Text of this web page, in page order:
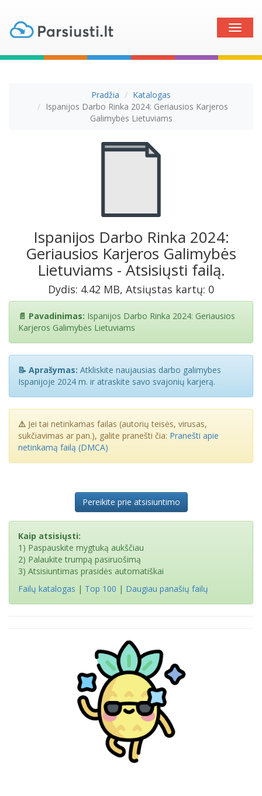
Toggle
Pradžia
Katalogas
Ispanijos Darbo Rinka 2024: Geriausios Karjeros
Galimybės Lietuviams
Ispanijos Darbo Rinka 2024:
Geriausios Karjeros Galimybės
Lietuviams - Atsisiųsti failą.
Dydis: 4.42 MB, Atsiųstas kartų: 0
📄 Pavadinimas: Ispanijos Darbo Rinka 2024: Geriausios
Karjeros Galimybės Lietuviams
📝 Aprašymas: Atkliskite naujausias darbo galimybes
Ispanijoje 2024 m. ir atraskite savo svajonių karjerą.
⚠️ Jei tai netinkamas failas (autorių teisės, virusas,
sukčiavimas ar pan.), galite pranešti čia: Pranešti apie
netinkamą failą (DMCA)
Pereikite prie atsisiuntimo
Kaip atsisiųsti:
1) Paspauskite mygtuką aukščiau
2) Palaukite trumpą pasiruošimą
3) Atsisiuntimas prasidės automatiškai
Failų katalogas | Top 100 | Daugiau panašių failų